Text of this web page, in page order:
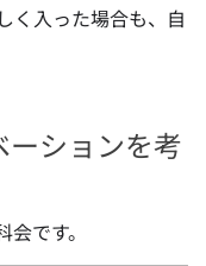
く入った場合も、自
ションを考
です。